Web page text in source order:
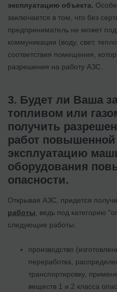
эксплуатацию объекта.
заключается в том, что без
предприниматель не может
коммуникации (воду, свет,
соответствия помещения,
разрешения на работу АЗС.
3. Будет ли Ваша
топливом или
получить
работ повышенной
эксплуатацию
оборудования
опасности.
Открывая АЗС, придется
работы , ведь под категорию
следующие работы:
производство
переработка,
транспортировку,
веществ 1 и 2 класса